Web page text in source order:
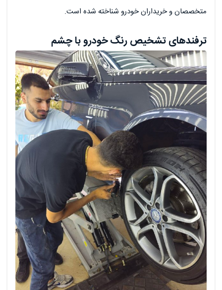
متخصصان و خریداران خودرو شناخته شده است.
ترفندهای تشخیص رنگ خودرو با چشم